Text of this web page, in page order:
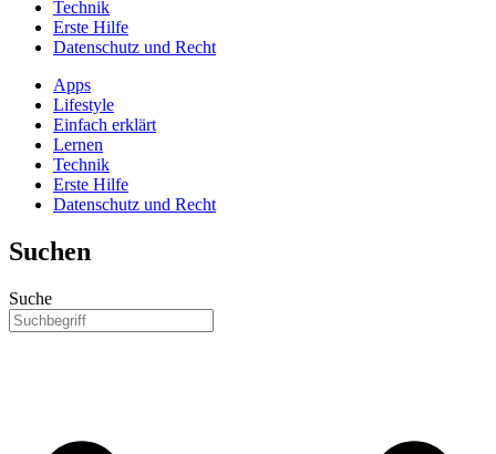
Technik
Erste Hilfe
Datenschutz und Recht
Apps
Lifestyle
Einfach erklärt
Lernen
Technik
Erste Hilfe
Datenschutz und Recht
Suchen
Suche